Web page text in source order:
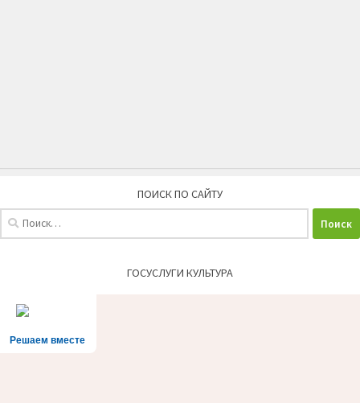
ПОИСК ПО САЙТУ
ГОСУСЛУГИ КУЛЬТУРА
Решаем вместе